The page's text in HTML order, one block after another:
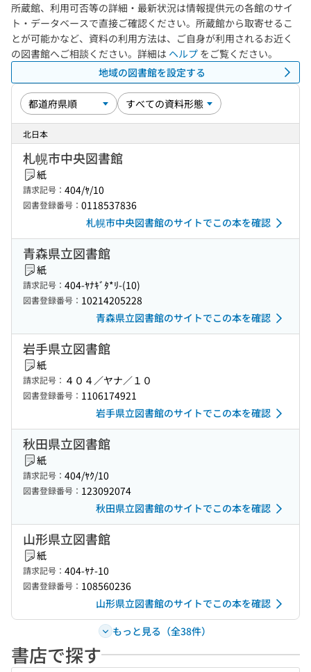
所蔵館、利用可否等の詳細・最新状況は情報提供元の各館のサイ
ト・データベースで直接ご確認ください。所蔵館から取寄せるこ
とが可能かなど、資料の利用方法は、ご自身が利用されるお近く
の図書館へご相談ください。詳細は ヘルプ をご覧ください。
地域の図書館を設定する
北日本
札幌市中央図書館
紙
請求記号： 404/ﾔ/10
図書登録番号： 0118537836
札幌市中央図書館のサイトでこの本を確認
青森県立図書館
紙
請求記号： 404-ﾔﾅｷﾞﾀ*ﾘ-(10)
図書登録番号： 10214205228
青森県立図書館のサイトでこの本を確認
岩手県立図書館
紙
請求記号： ４０４／ヤナ／１０
図書登録番号： 1106174921
岩手県立図書館のサイトでこの本を確認
秋田県立図書館
紙
請求記号： 404/ﾔｸ/10
図書登録番号： 123092074
秋田県立図書館のサイトでこの本を確認
山形県立図書館
紙
請求記号： 404-ﾔﾅ-10
図書登録番号： 108560236
山形県立図書館のサイトでこの本を確認
もっと見る（全38件）
書店で探す